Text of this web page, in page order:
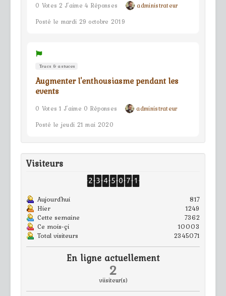
0 Votes 2 J'aime 4 Réponses
administrateur
Posté le mardi 29 octobre 2019
Trucs & astuces
Augmenter l'enthousiasme pendant les
events
0 Votes 1 J'aime 0 Réponses
administrateur
Posté le jeudi 21 mai 2020
Visiteurs
Aujourd'hui
817
Hier
1249
Cette semaine
7362
Ce mois-çi
10003
Total visiteurs
2345071
En ligne actuellement
2
viisiteur(s)